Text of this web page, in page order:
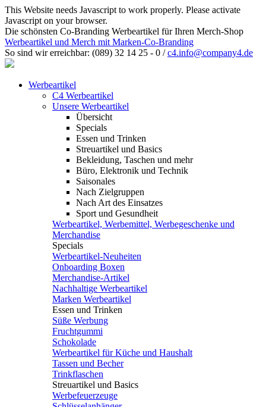
This Website needs Javascript to work properly. Please activate
Javascript on your browser.
Die schönsten Co-Branding Werbeartikel für Ihren Merch-Shop
Werbeartikel und Merch mit Marken-Co-Branding
So sind wir erreichbar: (089) 32 14 25 - 0 /c4.info@company4.de
Werbeartikel
C4 Werbeartikel
Unsere Werbeartikel
Übersicht
Specials
Essen und Trinken
Streuartikel und Basics
Bekleidung, Taschen und mehr
Büro, Elektronik und Technik
Saisonales
Nach Zielgruppen
Nach Art des Einsatzes
Sport und Gesundheit
Werbeartikel, Werbemittel, Werbegeschenke und
Merchandise
Specials
Werbeartikel-Neuheiten
Onboarding Boxen
Merchandise-Artikel
Nachhaltige Werbeartikel
Marken Werbeartikel
Essen und Trinken
Süße Werbung
Fruchtgummi
Schokolade
Werbeartikel für Küche und Haushalt
Tassen und Becher
Trinkflaschen
Streuartikel und Basics
Werbefeuerzeuge